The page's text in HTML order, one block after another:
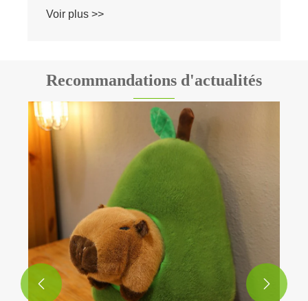
Recommandations d'actualités
Pourquoi choisir un ours en peluche
d'amour comme cadeau?
 